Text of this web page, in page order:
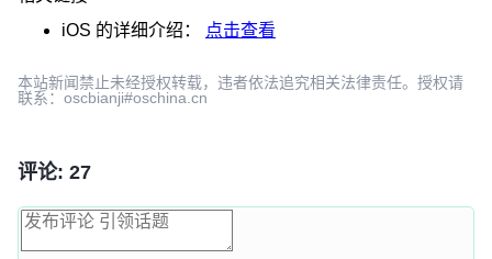
iOS 的详细介绍： 点击查看
本站新闻禁止未经授权转载，违者依法追究相关法律责任。授权请
联系：oscbianji#oschina.cn
评论: 27